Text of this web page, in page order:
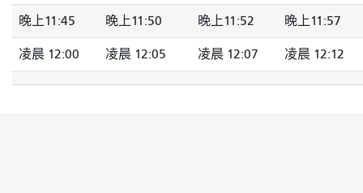
晚上11:45 晚上11:50 晚上11:52 晚上11:57
凌晨 12:00 凌晨 12:05 凌晨 12:07 凌晨 12:12